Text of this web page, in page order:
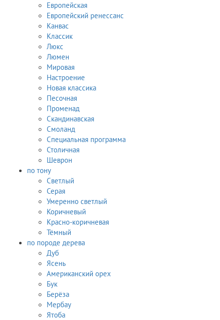
Европейская
Европейский ренессанс
Канвас
Классик
Люкс
Люмен
Мировая
Настроение
Новая классика
Песочная
Променад
Скандинавская
Смоланд
Специальная программа
Столичная
Шеврон
по тону
Светлый
Серая
Умеренно светлый
Коричневый
Красно-коричневая
Тёмный
по породе дерева
Дуб
Ясень
Американский орех
Бук
Берёза
Мербау
Ятоба